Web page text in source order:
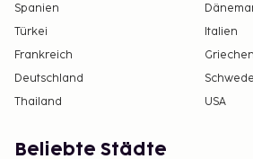
Spanien
Türkei
Italien
Frankreich
Deutschland
Thailand
USA
Beliebte Städte